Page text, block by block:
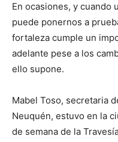
En ocasiones, y cuando
puede ponernos a
fortaleza cumple un
adelante pese a los
ello supone.
Mabel Toso, secretaria
Neuquén, estuvo en la
de semana de la